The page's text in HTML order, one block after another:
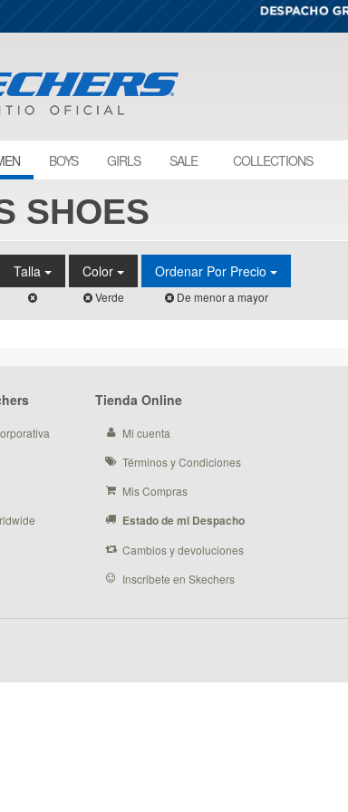
BOYS GIRLS SALE COLLECTIONS
SHOES
Talla Color
Verde
Ordenar Por Precio
De menor a mayor
Tienda Online
Mi cuenta
Términos y Condiciones
Mis Compras
Estado de mi Despacho
Cambios y devoluciones
Inscribete en Skechers